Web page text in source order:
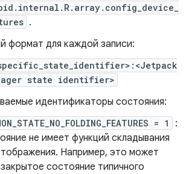
.
формат для каждой записи:
state identifier>
идентификаторы состояния:
= 1
:
не имеет функций складывания
Например, это может
состояние типичного